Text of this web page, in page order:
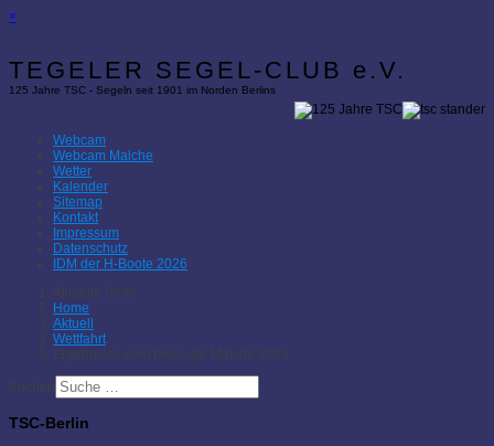
×
TEGELER SEGEL-CLUB e.V.
125 Jahre TSC - Segeln seit 1901 im Norden Berlins
Webcam
Webcam Malche
Wetter
Kalender
Sitemap
Kontakt
Impressum
Datenschutz
IDM der H-Boote 2026
Aktuelle Seite:
Home
Aktuell
Wettfahrt
Ergebnisse vom Preis der Malche 2024
Suchen
TSC-Berlin